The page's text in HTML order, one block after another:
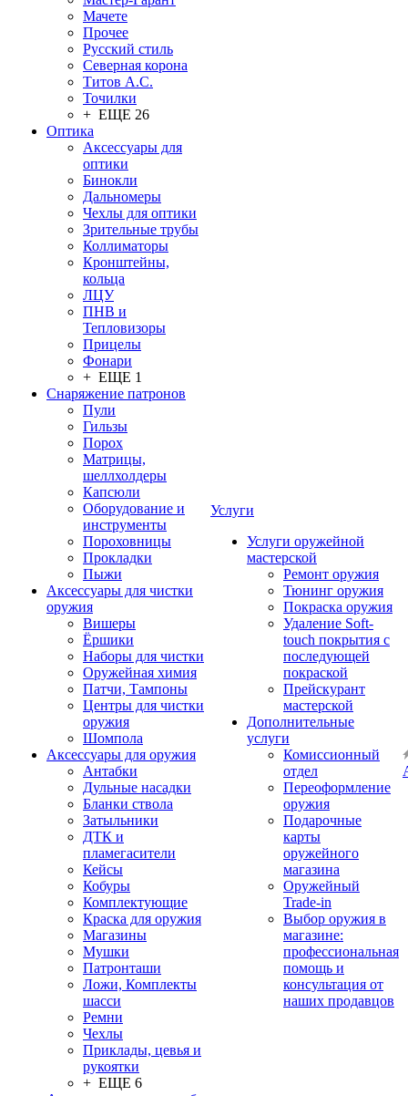
Мачете
Прочее
Русский стиль
Северная корона
Титов А.С.
Точилки
+ ЕЩЕ 26
Оптика
Аксессуары для
оптики
Бинокли
Дальномеры
Чехлы для оптики
Зрительные трубы
Коллиматоры
Кронштейны,
кольца
ЛЦУ
ПНВ и
Тепловизоры
Прицелы
Фонари
+ ЕЩЕ 1
Снаряжение патронов
Пули
Гильзы
Порох
Матрицы,
шеллхолдеры
Капсюли
Оборудование и
инструменты
Пороховницы
Прокладки
Пыжи
Аксессуары для чистки
оружия
Вишеры
Ёршики
Наборы для чистки
Оружейная химия
Патчи, Тампоны
Центры для чистки
оружия
Шомпола
Аксессуары для оружия
Антабки
Дульные насадки
Бланки ствола
Затыльники
ДТК и
пламегасители
Кейсы
Кобуры
Комплектующие
Краска для оружия
Магазины
Мушки
Патронташи
Ложи, Комплекты
шасси
Ремни
Чехлы
Приклады, цевья и
рукоятки
+ ЕЩЕ 6
Услуги
Услуги оружейной
мастерской
Ремонт оружия
Тюнинг оружия
Покраска оружия
Удаление Soft-
touch покрытия с
последующей
покраской
Прейскурант
мастерской
Дополнительные
услуги
Комиссионный
отдел
Переоформление
оружия
Подарочные
карты
оружейного
магазина
Оружейный
Trade-in
Выбор оружия в
магазине:
профессиональная
помощь и
консультация от
наших продавцов